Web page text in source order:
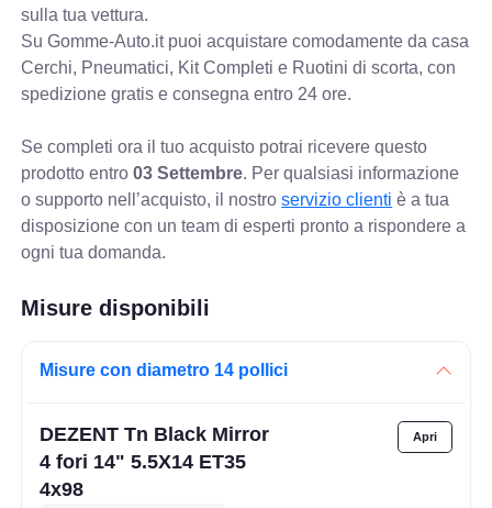
sulla tua vettura.
Su Gomme-Auto.it puoi acquistare comodamente da casa
Cerchi, Pneumatici, Kit Completi e Ruotini di scorta, con
spedizione gratis e consegna entro 24 ore.
Se completi ora il tuo acquisto potrai ricevere questo
prodotto entro03 Settembre. Per qualsiasi informazione
o supporto nell’acquisto, il nostroservizio clienti è a tua
disposizione con un team di esperti pronto a rispondere a
ogni tua domanda.
Misure disponibili
Misure con diametro 14 pollici
DEZENT Tn Black Mirror
4 fori 14" 5.5X14 ET35
4x98